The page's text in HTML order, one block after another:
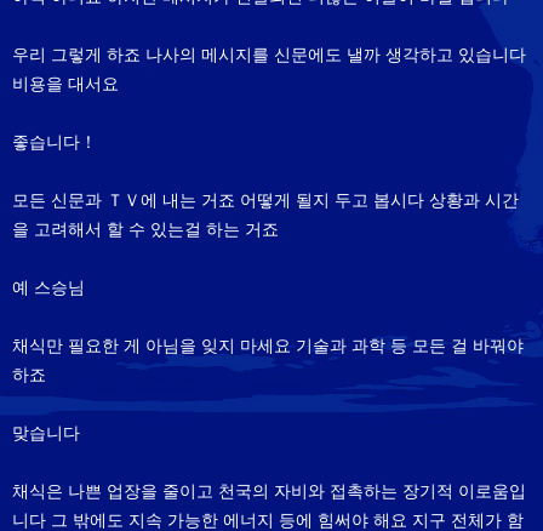
우리 그렇게 하죠 나사의 메시지를 신문에도 낼까 생각하고 있습니다
비용을 대서요
좋습니다！
모든 신문과 ＴＶ에 내는 거죠 어떻게 될지 두고 봅시다 상황과 시간
을 고려해서 할 수 있는걸 하는 거죠
예 스승님
채식만 필요한 게 아님을 잊지 마세요 기술과 과학 등 모든 걸 바꿔야
하죠
맞습니다
채식은 나쁜 업장을 줄이고 천국의 자비와 접촉하는 장기적 이로움입
니다 그 밖에도 지속 가능한 에너지 등에 힘써야 해요 지구 전체가 함